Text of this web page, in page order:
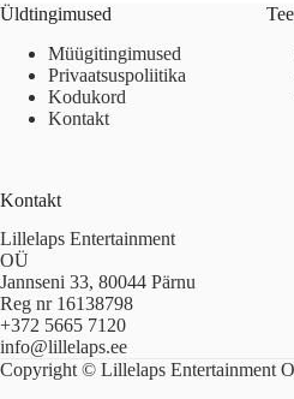
Üldtingimused
Müügitingimused
Privaatsuspoliitika
Kodukord
Kontakt
Kontakt
Lillelaps Entertainment
OÜ
Jannseni 33, 80044 Pärnu
Reg nr 16138798
+372 5665 7120
info@lillelaps.ee
Copyright © Lillelaps Entertainment